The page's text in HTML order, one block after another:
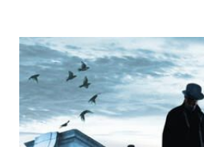
Abgrund
Zur Wunschliste hinzufügen